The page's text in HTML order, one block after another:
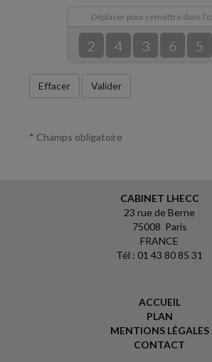
Déplacer pour remettre dans
2 4 3 6 5
Effacer Valider
* Champs obligatoire
CABINET LHECC
23 rue de Berne
75008 Paris
FRANCE
Tél : 01 43 80 85 31
ACCUEIL
PLAN
MENTIONS LÉGALES
CONTACT